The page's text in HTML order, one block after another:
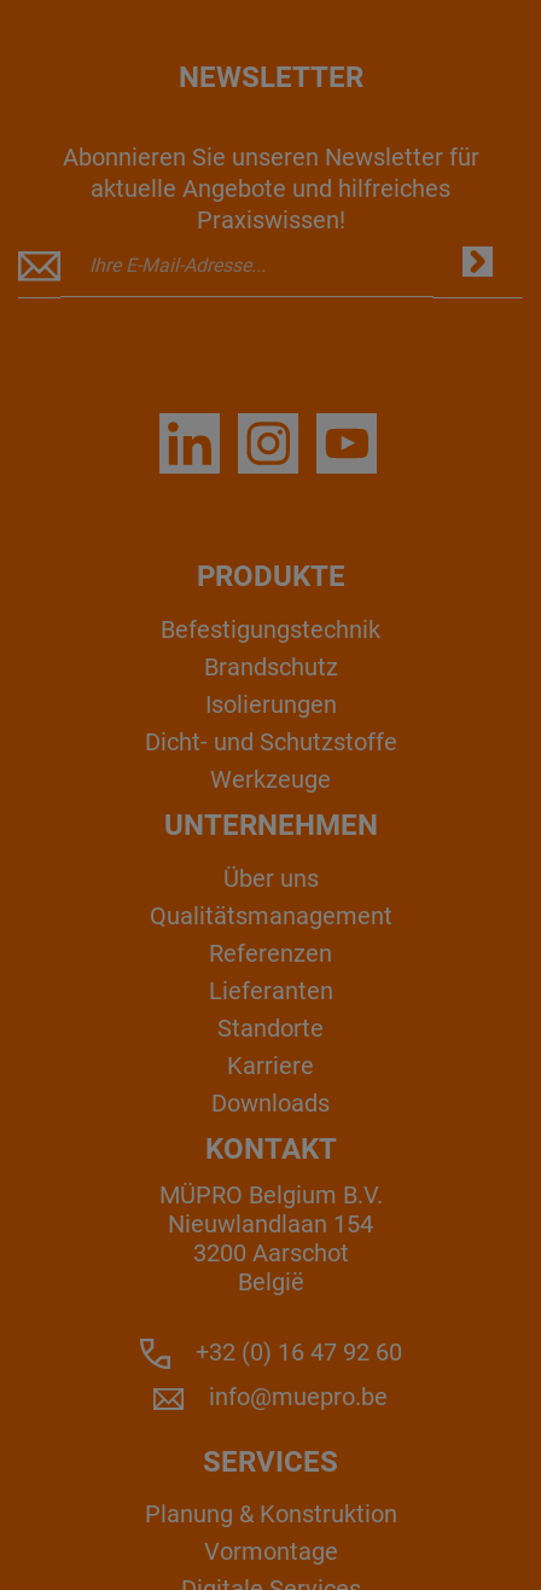
NEWSLETTER
Abonnieren Sie unseren Newsletter für
aktuelle Angebote und hilfreiches
Praxiswissen!
PRODUKTE
Befestigungstechnik
Brandschutz
Isolierungen
Dicht- und Schutzstoffe
Werkzeuge
UNTERNEHMEN
Über uns
Qualitätsmanagement
Referenzen
Lieferanten
Standorte
Karriere
Downloads
KONTAKT
MÜPRO Belgium B.V.
Nieuwlandlaan 154
3200 Aarschot
België
+32 (0) 16 47 92 60
info@muepro.be
SERVICES
Planung & Konstruktion
Vormontage